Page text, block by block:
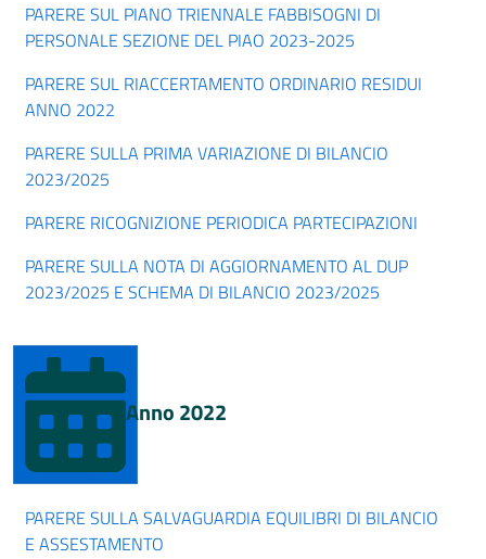
PARERE SUL PIANO TRIENNALE FABBISOGNI DI
PERSONALE SEZIONE DEL PIAO 2023-2025
PARERE SUL RIACCERTAMENTO ORDINARIO RESIDUI
ANNO 2022
PARERE SULLA PRIMA VARIAZIONE DI BILANCIO
2023/2025
PARERE RICOGNIZIONE PERIODICA PARTECIPAZIONI
PARERE SULLA NOTA DI AGGIORNAMENTO AL DUP
2023/2025 E SCHEMA DI BILANCIO 2023/2025
Anno 2022
PARERE SULLA SALVAGUARDIA EQUILIBRI DI BILANCIO
E ASSESTAMENTO